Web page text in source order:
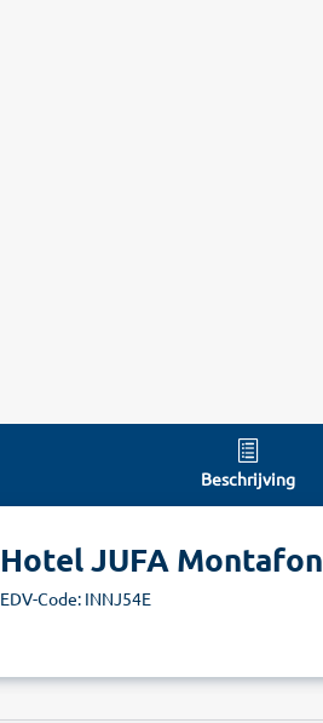
Beschrijving
Hotel JUFA Montafon
EDV-Code: INNJ54E